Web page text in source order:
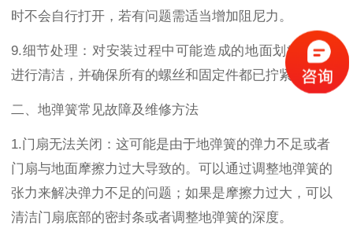
时不会自行打开，若有问题需适当增加阻尼力。
9.细节处理：对安装过程中可能造成的地面划痕或污渍
进行清洁，并确保所有的螺丝和固定件都已拧紧。
二、地弹簧常见故障及维修方法
1.门扇无法关闭：这可能是由于地弹簧的弹力不足或者
门扇与地面摩擦力过大导致的。可以通过调整地弹簧的
张力来解决弹力不足的问题；如果是摩擦力过大，可以
清洁门扇底部的密封条或者调整地弹簧的深度。